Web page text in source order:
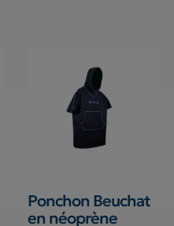
Ponchon Beuchat
en néoprène